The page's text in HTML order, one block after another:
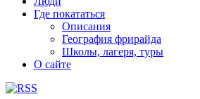
Где покататься
Описания
География фрирайда
Школы, лагеря, туры
О сайте